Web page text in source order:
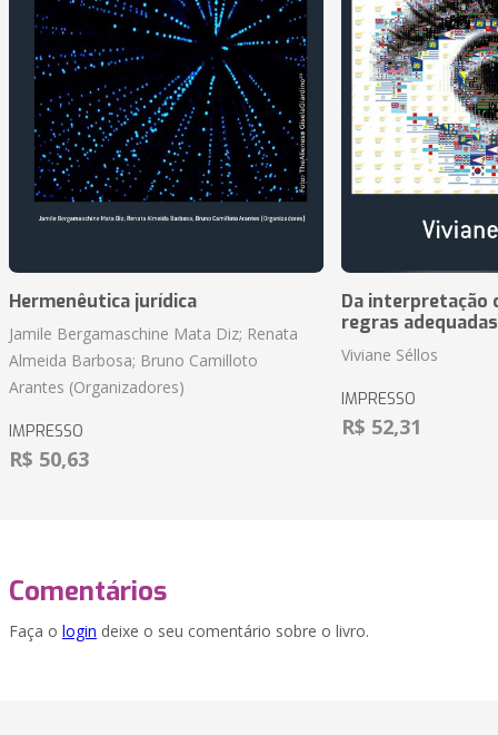
Hermenêutica jurídica
Jamile Bergamaschine Mata Diz; Renata
Almeida Barbosa; Bruno Camilloto
Arantes (Organizadores)
IMPRESSO
R$ 50,63
Da interpretação
regras
Viviane Séllos
IMPRESSO
R$ 52,31
Comentários
Faça o login deixe o seu comentário sobre o livro.